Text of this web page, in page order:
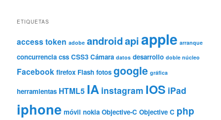
ETIQUETAS
access token adobe androidapiapple arranque
concurrencia css CSS3 Cámara datos desarrollo doble núcleo
Facebook firefox Flash fotos google gráfica
herramientas HTML5 IA instagram IOS iPad
iphone móvil nokia Objective-C Objective C php